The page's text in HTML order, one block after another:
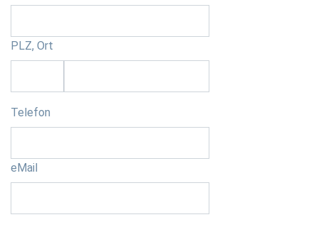
PLZ, Ort
Telefon
eMail